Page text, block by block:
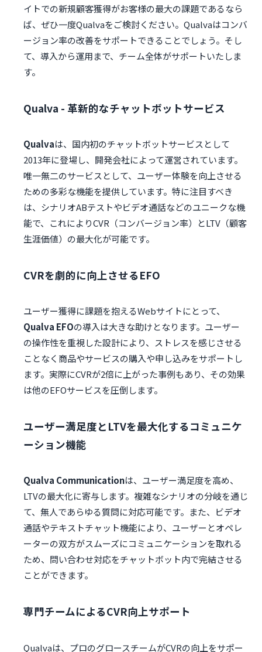
イトでの新規顧客獲得がお客様の最大の課題であるなら
ば、ぜひ一度Qualvaをご検討ください。Qualvaはコンバ
ージョン率の改善をサポートできることでしょう。そし
て、導入から運用まで、チーム全体がサポートいたしま
す。
Qualva - 革新的なチャットボットサービス
Qualvaは、国内初のチャットボットサービスとして
2013年に登場し、開発会社によって運営されています。
唯一無二のサービスとして、ユーザー体験を向上させる
ための多彩な機能を提供しています。特に注目すべき
は、シナリオABテストやビデオ通話などのユニークな機
能で、これによりCVR（コンバージョン率）とLTV（顧客
生涯価値）の最大化が可能です。
CVRを劇的に向上させるEFO
ユーザー獲得に課題を抱えるWebサイトにとって、
Qualva EFOの導入は大きな助けとなります。ユーザー
の操作性を重視した設計により、ストレスを感じさせる
ことなく商品やサービスの購入や申し込みをサポートし
ます。実際にCVRが2倍に上がった事例もあり、その効果
は他のEFOサービスを圧倒します。
ユーザー満足度とLTVを最大化するコミュニケ
ーション機能
Qualva Communicationは、ユーザー満足度を高め、
LTVの最大化に寄与します。複雑なシナリオの分岐を通じ
て、無人であらゆる質問に対応可能です。また、ビデオ
通話やテキストチャット機能により、ユーザーとオペレ
ーターの双方がスムーズにコミュニケーションを取れる
ため、問い合わせ対応をチャットボット内で完結させる
ことができます。
専門チームによるCVR向上サポート
Qualvaは、プロのグロースチームがCVRの向上をサポー